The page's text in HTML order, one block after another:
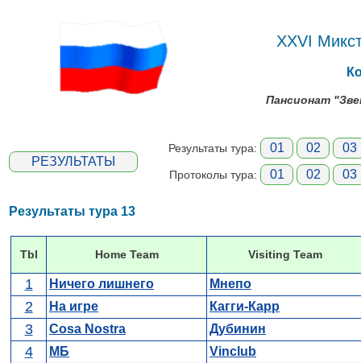
XXVI
Пансионат
РЕЗУЛЬТАТЫ
Результаты тура: 01 02 03
Протоколы тура: 01 02 03
Результаты тура 13
Tbl Home Team Visiting Team
1 Ничего лишнего Мнепо
2 На игре Кагги-Карр
3 Cosa Nostra Дубинин
4 МБ Vinclub